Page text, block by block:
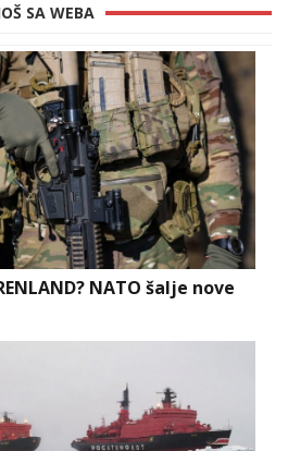
SA WEBA
NATO šalje nove